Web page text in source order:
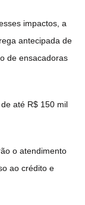
impactos, a
antecipada de
de ensacadoras
até R$ 150 mil
o atendimento
ao crédito e